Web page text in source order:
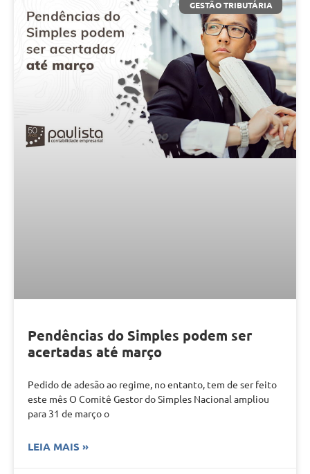
GESTÃO TRIBUTÁRIA
Pendências do Simples podem ser
acertadas até março
Pedido de adesão ao regime, no entanto, tem de ser feito
este mês O Comitê Gestor do Simples Nacional ampliou
para 31 de março o
LEIA MAIS »